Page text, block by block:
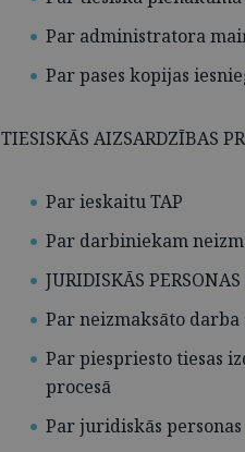
Par administratora
Par pases kopijas
TIESISKĀS AIZSARDZĪBAS
Par ieskaitu TAP
Par darbiniekam
JURIDISKĀS
Par neizmaksāto darba
Par piespriesto tiesas
procesā
Par juridiskās